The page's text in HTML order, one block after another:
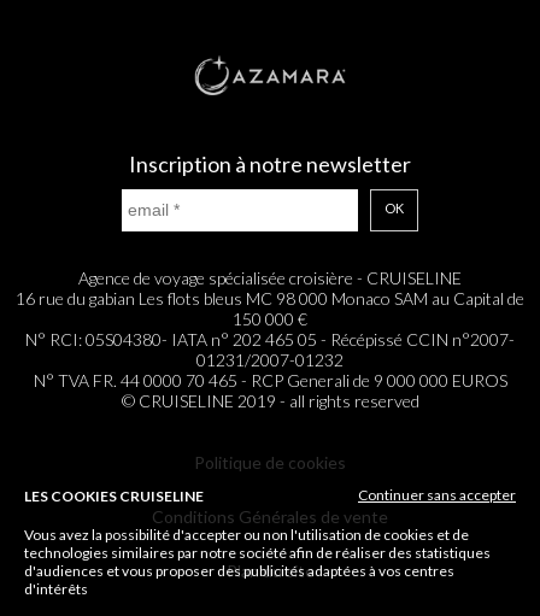
LES COOKIES CRUISELINE Continuer sans accepter
Vous avez la possibilité d'accepter ou non l'utilisation de cookies et de
technologies similaires par notre société afin de réaliser des statistiques
d'audiences et vous proposer des publicités adaptées à vos centres
d'intérêts
Inscription à notre newsletter
OK
Agence de voyage spécialisée croisière - CRUISELINE
16 rue du gabian Les flots bleus MC 98 000 Monaco SAM au Capital de
150 000 €
N° RCI: 05S04380- IATA n° 202 465 05 - Récépissé CCIN n°2007-
01231/2007-01232
N° TVA FR. 44 0000 70 465 - RCP Generali de 9 000 000 EUROS
© CRUISELINE 2019 - all rights reserved
Politique de cookies
Conditions Générales de vente
Plan du site